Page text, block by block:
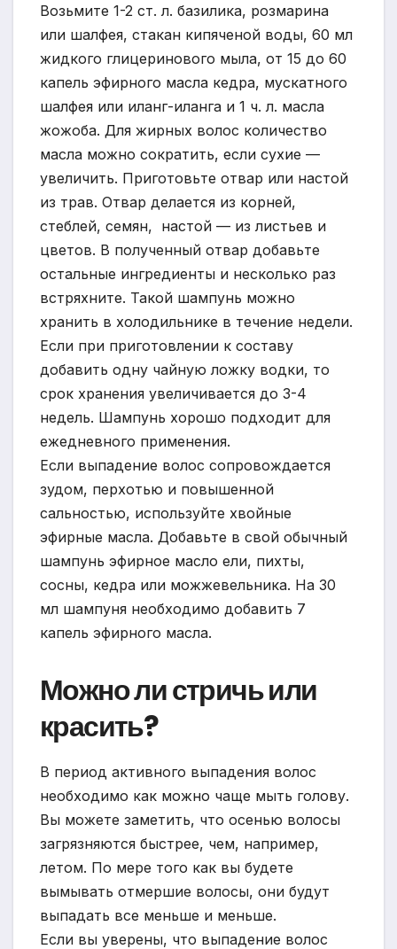
Возьмите 1-2 ст. л. базилика, розмарина
или шалфея, стакан кипяченой воды, 60 мл
жидкого глицеринового мыла, от 15 до 60
капель эфирного масла кедра, мускатного
шалфея или иланг-иланга и 1 ч. л. масла
жожоба. Для жирных волос количество
масла можно сократить, если сухие —
увеличить. Приготовьте отвар или настой
из трав. Отвар делается из корней,
стеблей, семян, настой — из листьев и
цветов. В полученный отвар добавьте
остальные ингредиенты и несколько раз
встряхните. Такой шампунь можно
хранить в холодильнике в течение недели.
Если при приготовлении к составу
добавить одну чайную ложку водки, то
срок хранения увеличивается до 3-4
недель. Шампунь хорошо подходит для
ежедневного применения.
Если выпадение волос сопровождается
зудом, перхотью и повышенной
сальностью, используйте хвойные
эфирные масла. Добавьте в свой обычный
шампунь эфирное масло ели, пихты,
сосны, кедра или можжевельника. На 30
мл шампуня необходимо добавить 7
капель эфирного масла.
Можно ли стричь или
красить?
В период активного выпадения волос
необходимо как можно чаще мыть голову.
Вы можете заметить, что осенью волосы
загрязняются быстрее, чем, например,
летом. По мере того как вы будете
вымывать отмершие волосы, они будут
выпадать все меньше и меньше.
Если вы уверены, что выпадение волос